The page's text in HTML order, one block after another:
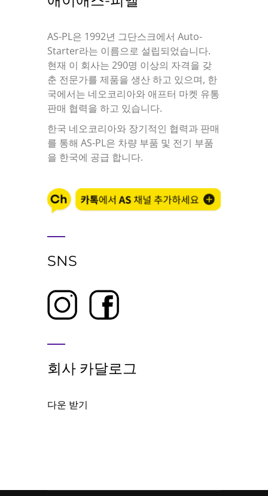
AS-PL은 1992년 그단스크에서 Auto-
Starter라는 이름으로 설립되었습니다.
현재 이 회사는 290명 이상의 자격을 갖
춘 전문가를 제품을 생산 하고 있으며, 한
국에서는 네오코리아와 애프터 마켓 유통
판매 협력을 하고 있습니다.
한국 네오코리아와 장기적인 협력과 판매
를 통해 AS-PL은 차량 부품 및 전기 부품
을 한국에 공급 합니다.
SNS
회사 카달로그
다운 받기